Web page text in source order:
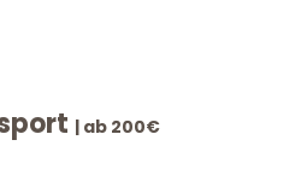
| ab 200€